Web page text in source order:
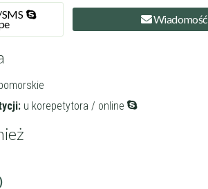
Wiadomość
u korepetytora / online